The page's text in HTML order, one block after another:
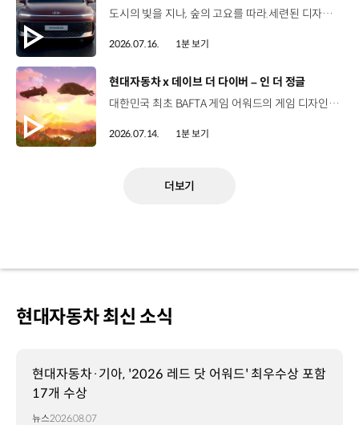
도시의 빛을 지나, 숲의 고요를 따라.세련된 디자인과 정제된 주행 감각으로모든 순간을 편안하게 완성하는 더 뉴 그랜저를 만나보세요. *본 영상은 AI를 활용해 제작했습니다. #현대자동차 #더뉴그랜저 #플래그십세단 #그랜저 #플레오스커넥트
2026.07.16. 1분 보기
[동영상]
현대자동차 x 데이브 더 다이버 – 인 더 정글
대한민국 최초 BAFTA 게임 어워드의 게임 디자인 부문 수상에 빛나는‘데이브 더 다이버’의 최신 DLC에 포니 픽업이 등장합니다.데이브 더 다이버 - 인 더 정글 속 포니 픽업의 활약을 체험해 보세요. Steam, Nintendo Switch 2 Nintendo Switch, PS5 PS4, Xbox Series X|S, Epic Games Store에서 만나 볼 수 있습니다. #현대자동차 #데이브더다이버 #인더정글 #민트로켓 #게임콜라보 #포니픽업 #포니 유튜브 쇼츠 보기 >
2026.07.14. 1분 보기
더보기
현대자동차 최신 소식
현대자동차·기아, '2026 레드 닷 어워드' 최우수상 포함
17개 수상
뉴스2026.08.07